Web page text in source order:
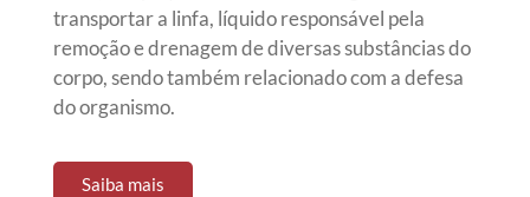
transportar a linfa, líquido responsável pela
remoção e drenagem de diversas substâncias do
corpo, sendo também relacionado com a defesa
do organismo.
Saiba mais